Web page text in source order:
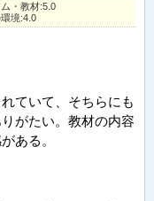
・教材:5.0
境:4.0
ていて、そちらにも
がたい。教材の内容
ある。